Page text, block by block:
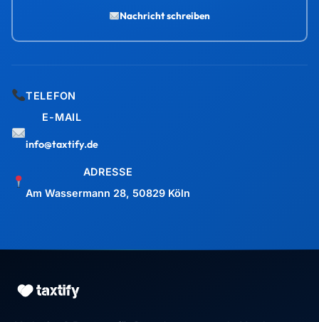
Nachricht schreiben
TELEFON
E-MAIL
info@taxtify.de
ADRESSE
Am Wassermann 28, 50829 Köln